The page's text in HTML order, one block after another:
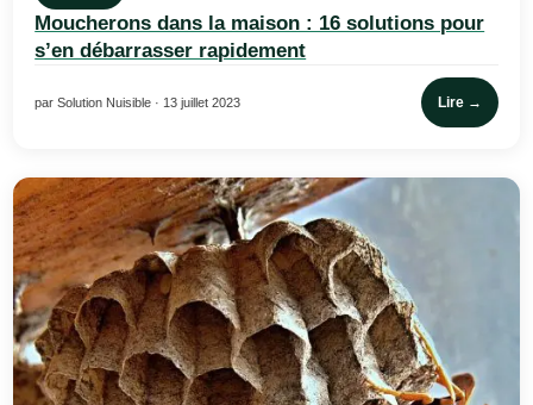
Moucherons dans la maison : 16 solutions pour
s’en débarrasser rapidement
par Solution Nuisible · 13 juillet 2023 Lire →